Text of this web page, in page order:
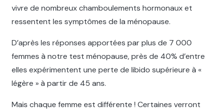
vivre de nombreux chamboulements hormonaux et
ressentent les symptômes de la ménopause.
D’après les réponses apportées par plus de 7 000
femmes à notre test ménopause, près de 40% d’entre
elles expérimentent une perte de libido supérieure à «
légère » à partir de 45 ans.
Mais chaque femme est différente ! Certaines verront